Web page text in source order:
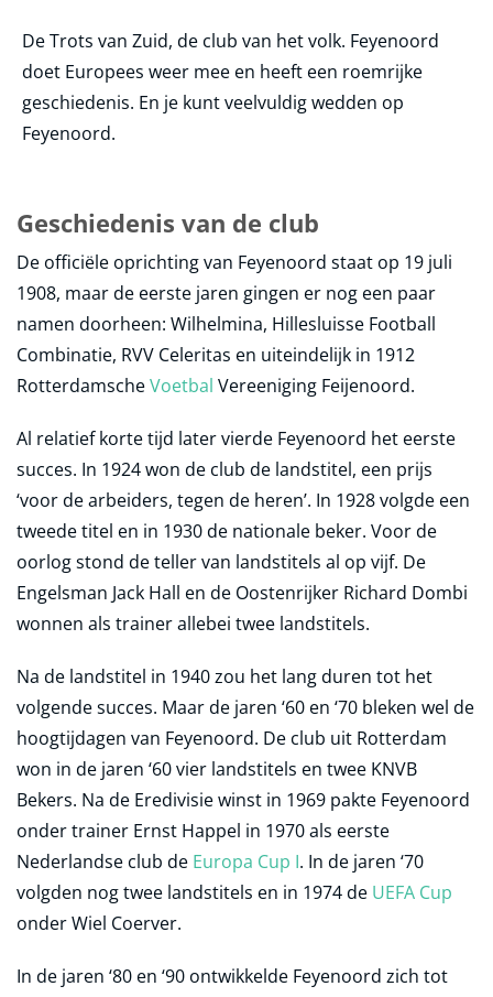
De Trots van Zuid, de club van het volk. Feyenoord
doet Europees weer mee en heeft een roemrijke
geschiedenis. En je kunt veelvuldig wedden op
Feyenoord.
Geschiedenis van de club
De officiële oprichting van Feyenoord staat op 19 juli
1908, maar de eerste jaren gingen er nog een paar
namen doorheen: Wilhelmina, Hillesluisse Football
Combinatie, RVV Celeritas en uiteindelijk in 1912
RotterdamscheVoetbal Vereeniging Feijenoord.
Al relatief korte tijd later vierde Feyenoord het eerste
succes. In 1924 won de club de landstitel, een prijs
‘voor de arbeiders, tegen de heren’. In 1928 volgde een
tweede titel en in 1930 de nationale beker. Voor de
oorlog stond de teller van landstitels al op vijf. De
Engelsman Jack Hall en de Oostenrijker Richard Dombi
wonnen als trainer allebei twee landstitels.
Na de landstitel in 1940 zou het lang duren tot het
volgende succes. Maar de jaren ‘60 en ‘70 bleken wel de
hoogtijdagen van Feyenoord. De club uit Rotterdam
won in de jaren ‘60 vier landstitels en twee KNVB
Bekers. Na de Eredivisie winst in 1969 pakte Feyenoord
onder trainer Ernst Happel in 1970 als eerste
Nederlandse club de Europa Cup I. In de jaren ‘70
volgden nog twee landstitels en in 1974 de UEFA Cup
onder Wiel Coerver.
In de jaren ‘80 en ‘90 ontwikkelde Feyenoord zich tot